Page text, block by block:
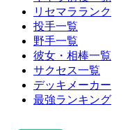
リセマラランク
投手一覧
野手一覧
彼女・相棒一覧
サクセス一覧
デッキメーカー
最強ランキング